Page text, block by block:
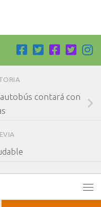
contará con